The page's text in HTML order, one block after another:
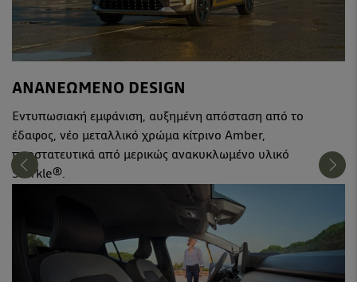
ΑΝΑΝΕΩΜΕΝΟ DESIGN
Εντυπωσιακή εμφάνιση, αυξημένη απόσταση από το
έδαφος, νέο μεταλλικό χρώμα κίτρινο Amber,
προστατευτικά από μερικώς ανακυκλωμένο υλικό
Starkle®.